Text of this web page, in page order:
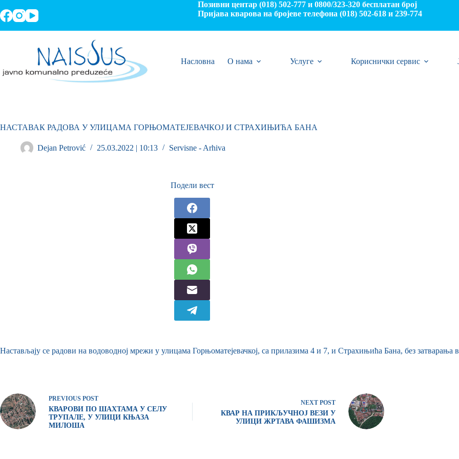
Позивни центар (018) 502-777 и 0800/323-320 бесплатан број
Пријава кварова на бројеве телефона (018) 502-618 и 239-774
Насловна О нама Услуге Кориснички сервис
НАСТАВАК РАДОВА У УЛИЦАМА ГОРЊОМАТЕЈЕВАЧКОЈ И СТРАХИЊИЋА БАНА
Dejan Petrović 25.03.2022 | 10:13 Servisne - Arhiva
Подели вест
Настављају се радови на водоводној мрежи у улицама Горњоматејевачкој, са прилазима 4 и 7, и Страхињића Бана, без затварања
PREVIOUS POST
КВАРОВИ ПО ШАХТАМА У СЕЛУ
ТРУПАЛЕ, У УЛИЦИ КЊАЗА
МИЛОША
NEXT POST
КВАР НА ПРИКЉУЧНОЈ ВЕЗИ У
УЛИЦИ ЖРТАВА ФАШИЗМА